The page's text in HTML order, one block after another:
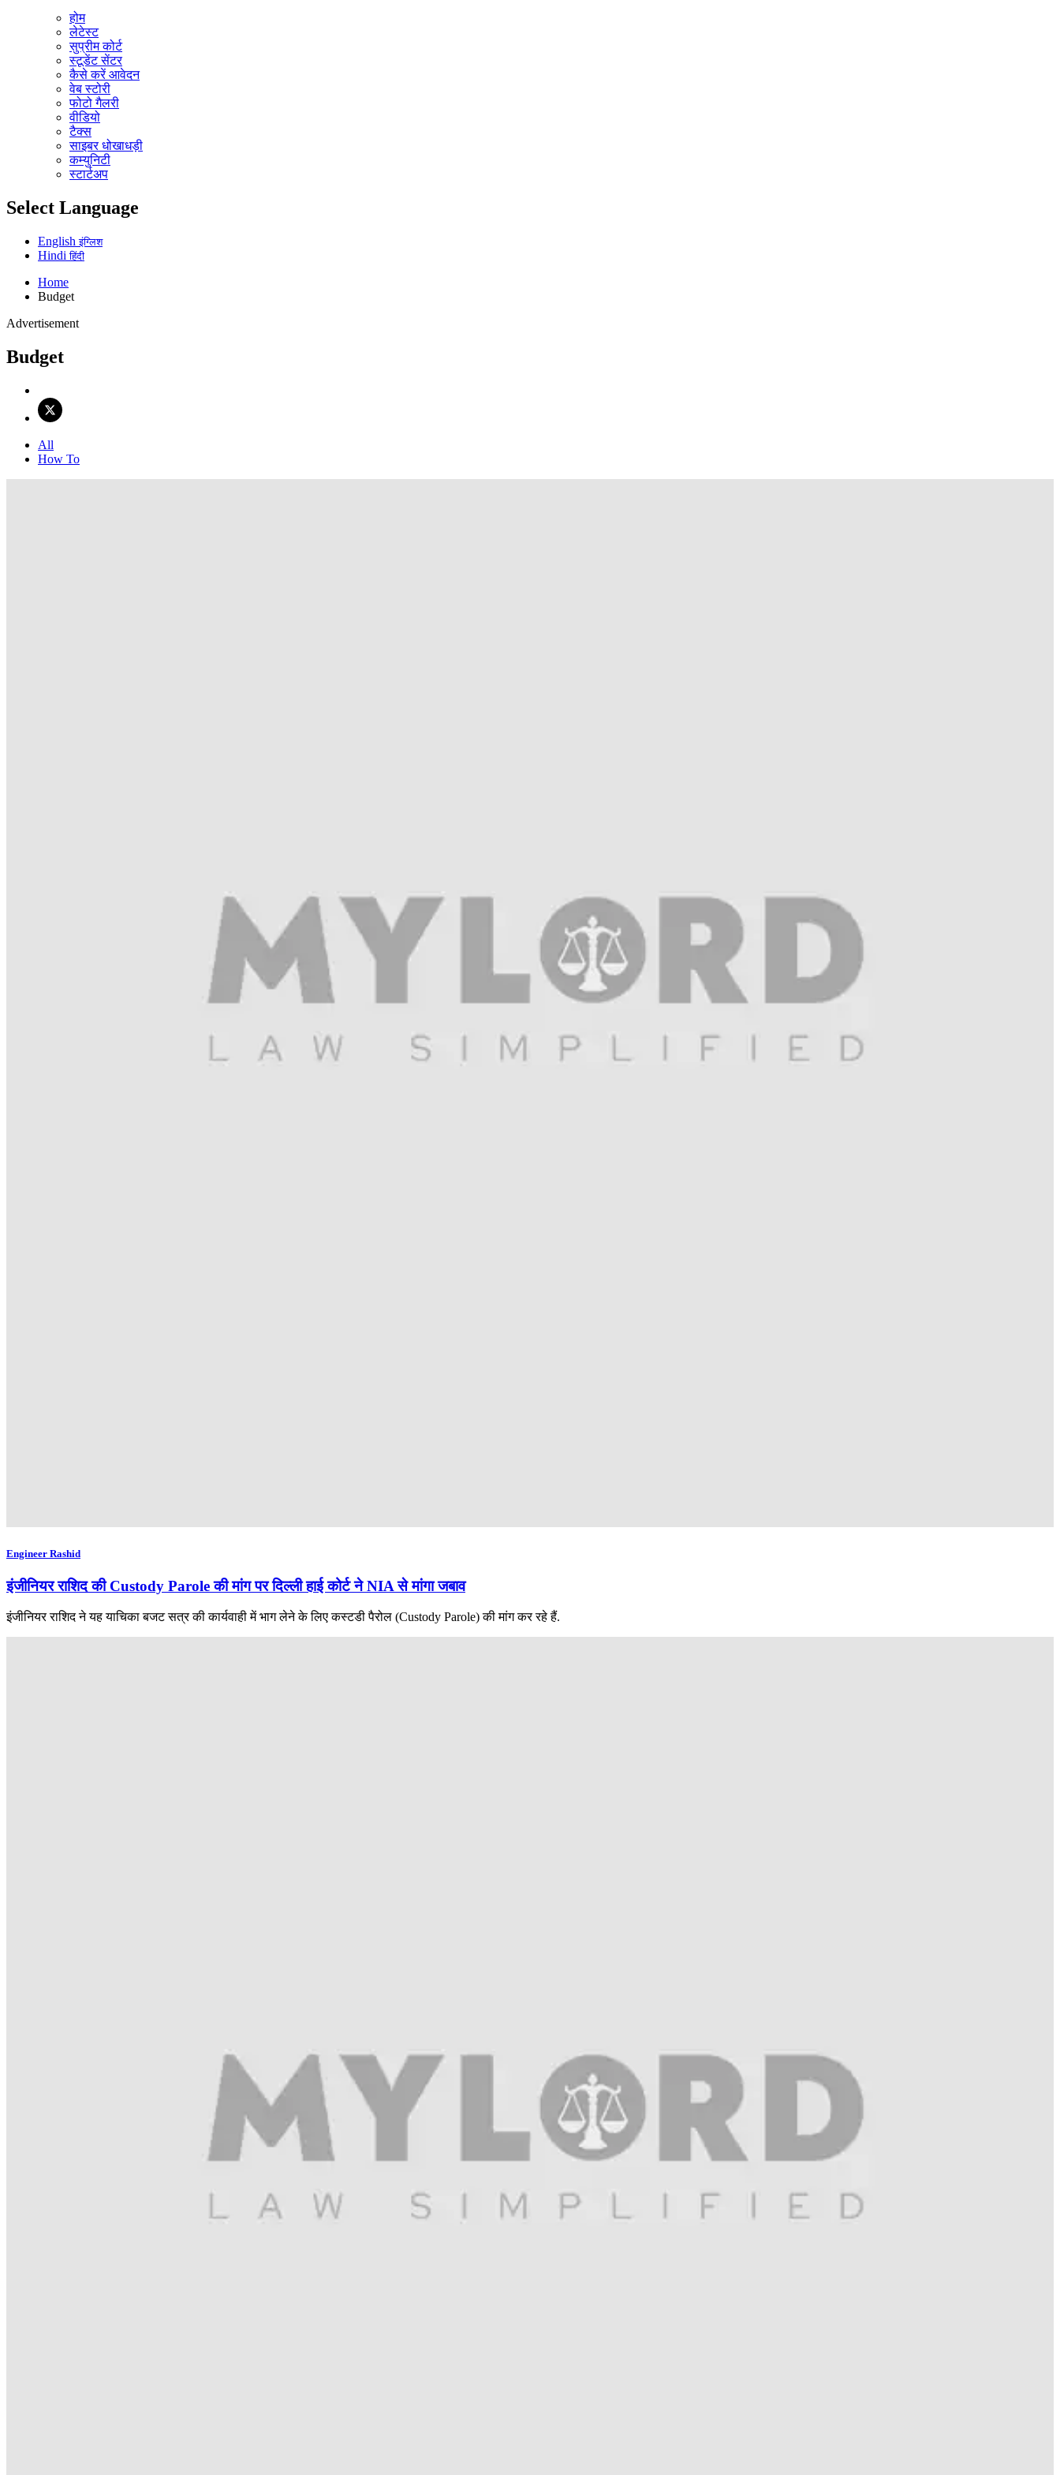
होम
लेटेस्ट
सुप्रीम कोर्ट
स्टूडेंट सेंटर
कैसे करें आवेदन
वेब स्टोरी
फोटो गैलरी
वीडियो
टैक्स
साइबर धोखाधड़ी
कम्युनिटी
स्टार्टअप
Select Language
Englishइंग्लिश
Hindiहिंदी
Home
Budget
Advertisement
Budget
All
How To
Engineer Rashid
इंजीनियर राशिद की Custody Parole की मांग पर दिल्ली हाई कोर्ट ने NIA से मांगा जबाव
इंजीनियर राशिद ने यह याचिका बजट सत्र की कार्यवाही में भाग लेने के लिए कस्टडी पैरोल (Custody Parole) की मांग कर रहे हैं.